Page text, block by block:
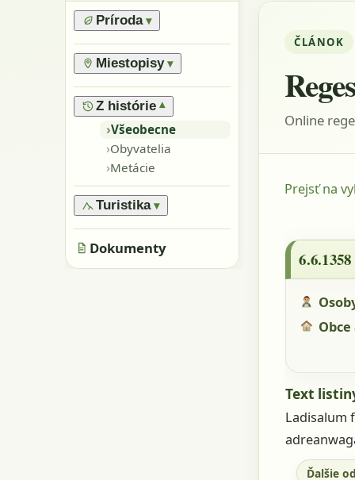
Príroda ▾
›Prírodné pomery
›Lesy
›Flóra
›Výnimočné stromy
Miestopisy ▾
›Prírodné rezervácie
›Vrchy
›Oblasti
›Pamiatky
›Skaly, kamene
›Jaskyne
Z histórie ▾
›Všeobecne
›Obyvatelia
›Metácie
Turistika ▾
›Značené trasy
›Neznačené trasy
Dokumenty
ČLÁNOK
Online
Prejsť na
6.6.1358
Text
Ladisalum
Ďalšie